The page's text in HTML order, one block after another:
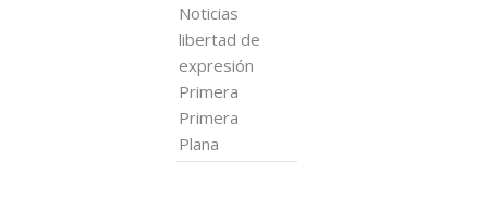
Noticias
libertad de
expresión
Primera
Primera
Plana